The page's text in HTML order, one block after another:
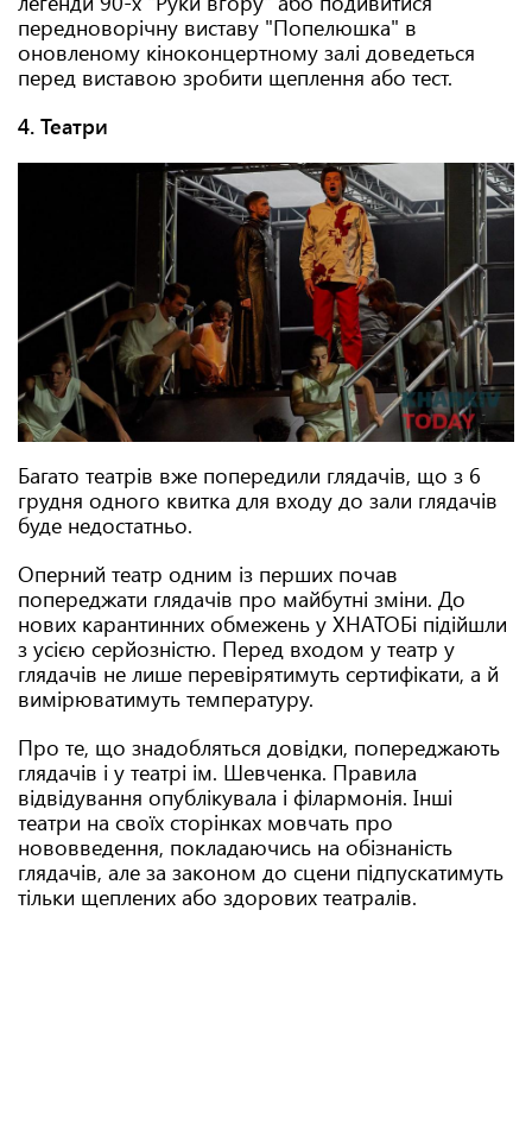
передноворічну виставу "Попелюшка" в
оновленому кіноконцертному залі доведеться
перед виставою зробити щеплення або тест.
4. Театри
Багато театрів вже попередили глядачів, що з 6
грудня одного квитка для входу до зали глядачів
буде недостатньо.
Оперний театр одним із перших почав
попереджати глядачів про майбутні зміни. До
нових карантинних обмежень у ХНАТОБі підійшли
з усією серйозністю. Перед входом у театр у
глядачів не лише перевірятимуть сертифікати, а й
вимірюватимуть температуру.
Про те, що знадобляться довідки, попереджають
глядачів і у театрі ім. Шевченка. Правила
відвідування опублікувала і філармонія. Інші
театри на своїх сторінках мовчать про
нововведення, покладаючись на обізнаність
глядачів, але за законом до сцени підпускатимуть
тільки щеплених або здорових театралів.